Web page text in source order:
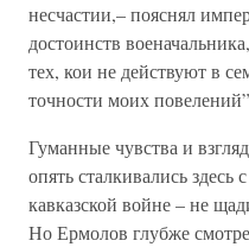
несчастии,– пояснял
достоинств
тех, кои не действуют в
точности моих
Гуманные чувства и
опять сталкивались
кавказской войне – не
Но Ермолов глубже